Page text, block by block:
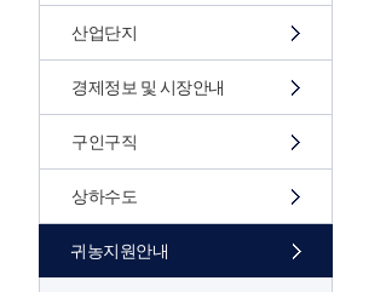
산업단지
경제정보 및 시장안내
구인구직
상하수도
귀농지원안내